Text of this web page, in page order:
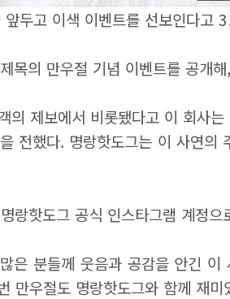
앞두고 이색 이벤트를 선보인다고
제목의 만우절 기념 이벤트를 공
의 제보에서 비롯됐다고 이 회사
전했다. 명랑핫도그는 이 사연
랑핫도그 공식 인스타그램 계정
은 분들께 웃음과 공감을 안긴
만우절도 명랑핫도그와 함께 재